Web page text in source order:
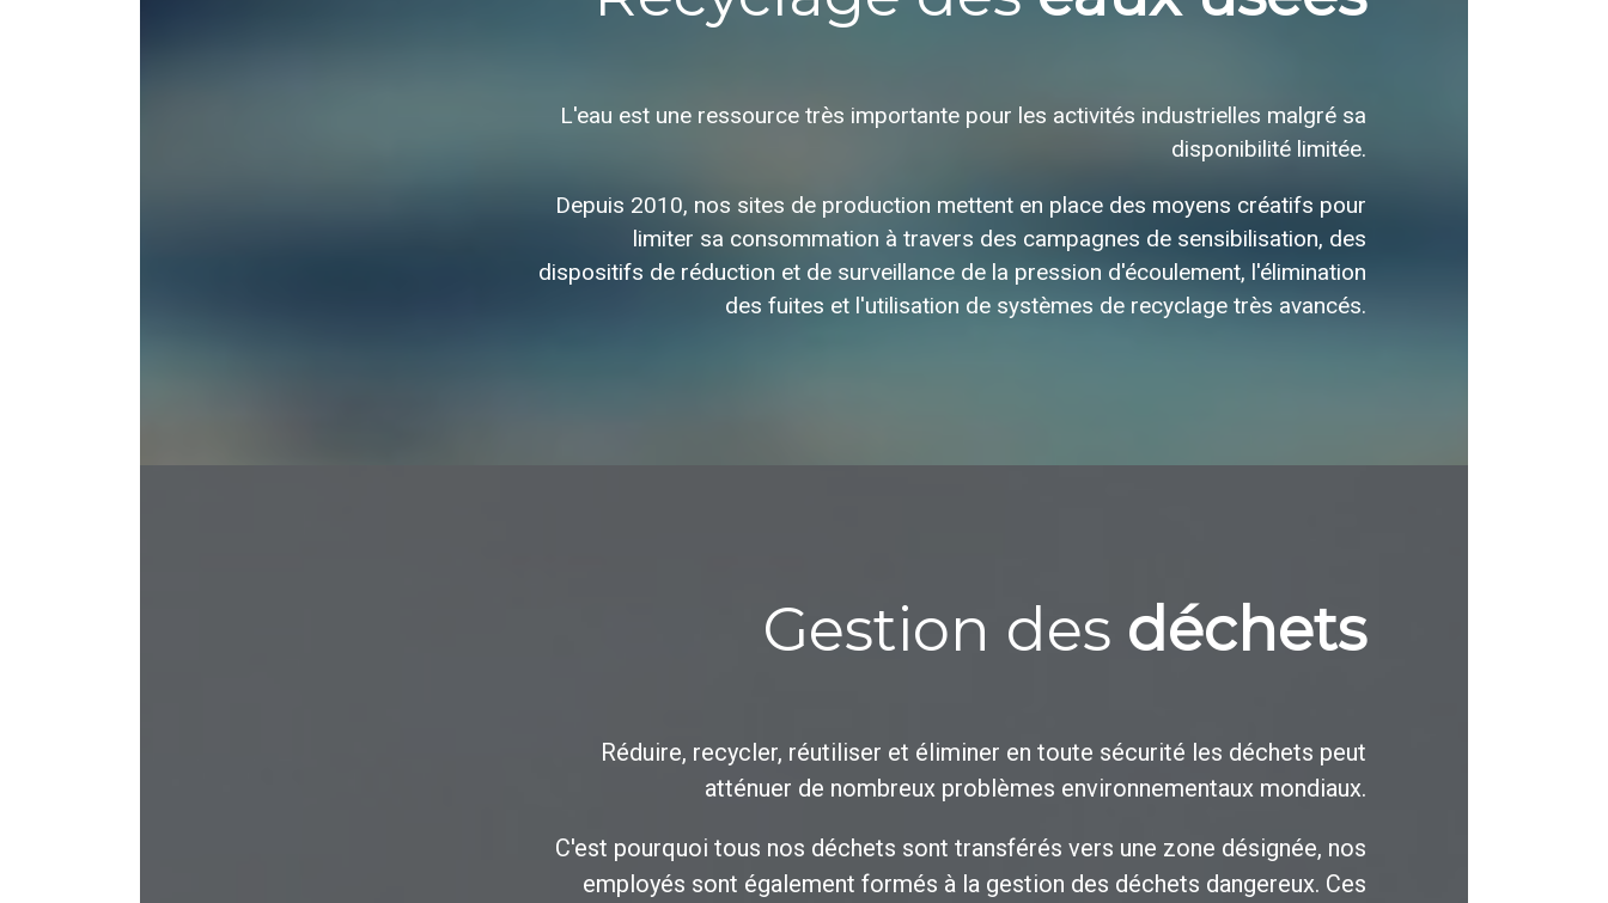
L'eau est une ressource très importante pour les activités industrielles malgré sa
disponibilité limitée.
Depuis 2010, nos sites de production mettent en place des moyens créatifs pour
limiter sa consommation à travers des campagnes de sensibilisation, des
dispositifs de réduction et de surveillance de la pression d'écoulement, l'élimination
des fuites et l'utilisation de systèmes de recyclage très avancés.
Gestion des déchets
Réduire, recycler, réutiliser et éliminer en toute sécurité les déchets peut
atténuer de nombreux problèmes environnementaux mondiaux.
C'est pourquoi tous nos déchets sont transférés vers une zone désignée, nos
employés sont également formés à la gestion des déchets dangereux. Ces